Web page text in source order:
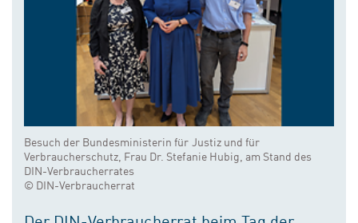
Besuch der Bundesministerin für Justiz und für
Verbraucherschutz, Frau Dr. Stefanie Hubig, am Stand des
DIN-Verbraucherrates
© DIN-Verbraucherrat